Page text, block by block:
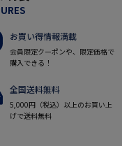
お買い得情報満載
会員限定クーポンや、限定価格で
購入できる！
全国送料無料
5,000円（税込）以上のお買い上
げで送料無料